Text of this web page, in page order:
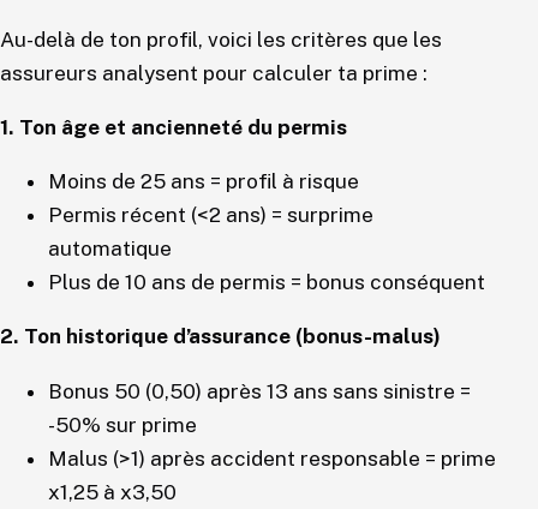
Au-delà de ton profil, voici les critères que les
assureurs analysent pour calculer ta prime :
1. Ton âge et ancienneté du permis
Moins de 25 ans = profil à risque
Permis récent (<2 ans) = surprime
automatique
Plus de 10 ans de permis = bonus conséquent
2. Ton historique d’assurance (bonus-malus)
Bonus 50 (0,50) après 13 ans sans sinistre =
-50% sur prime
Malus (>1) après accident responsable = prime
x1,25 à x3,50